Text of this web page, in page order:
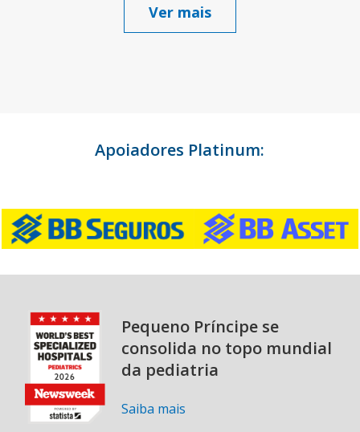
Ver mais
Apoiadores Platinum:
Pequeno Príncipe se
consolida no topo mundial
da pediatria
Saiba mais